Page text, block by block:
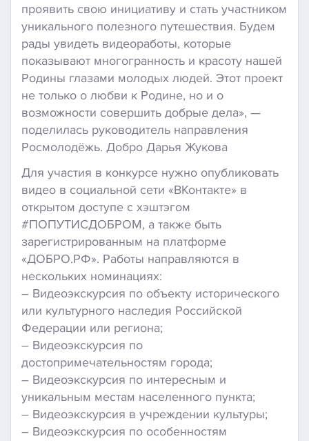
проявить свою инициативу и стать участником
уникального полезного путешествия. Будем
рады увидеть видеоработы, которые
показывают многогранность и красоту нашей
Родины глазами молодых людей. Этот проект
не только о любви к Родине, но и о
возможности совершить добрые дела», —
поделилась руководитель направления
Росмолодёжь. Добро Дарья Жукова
Для участия в конкурсе нужно опубликовать
видео в социальной сети «ВКонтакте» в
открытом доступе с хэштэгом
#ПОПУТИСДОБРОМ, а также быть
зарегистрированным на платформе
«ДОБРО.РФ». Работы направляются в
нескольких номинациях:
– Видеоэкскурсия по объекту исторического
или культурного наследия Российской
Федерации или региона;
– Видеоэкскурсия по
достопримечательностям города;
– Видеоэкскурсия по интересным и
уникальным местам населенного пункта;
– Видеоэкскурсия в учреждении культуры;
– Видеоэкскурсия по особенностям